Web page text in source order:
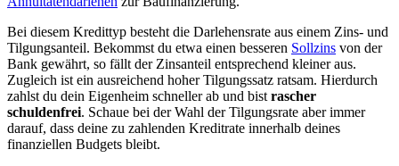
Bei diesem Kredittyp besteht die Darlehensrate aus einem Zins- und
Tilgungsanteil. Bekommst du etwa einen besseren Sollzins von der
Bank gewährt, so fällt der Zinsanteil entsprechend kleiner aus.
Zugleich ist ein ausreichend hoher Tilgungssatz ratsam. Hierdurch
zahlst du dein Eigenheim schneller ab und bist rascher
schuldenfrei. Schaue bei der Wahl der Tilgungsrate aber immer
darauf, dass deine zu zahlenden Kreditrate innerhalb deines
finanziellen Budgets bleibt.